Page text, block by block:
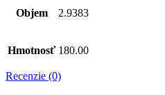
Objem 2.9383
Hmotnosť 180.00
Recenzie (0)